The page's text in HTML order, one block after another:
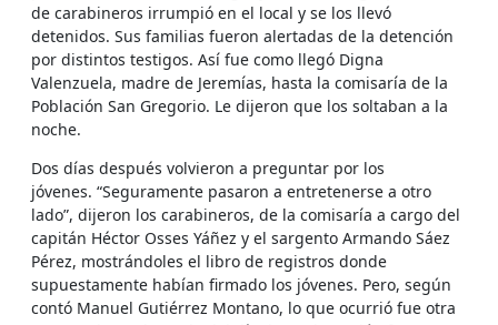
de carabineros irrumpió en el local y se los llevó
detenidos. Sus familias fueron alertadas de la detención
por distintos testigos. Así fue como llegó Digna
Valenzuela, madre de Jeremías, hasta la comisaría de la
Población San Gregorio. Le dijeron que los soltaban a la
noche.
Dos días después volvieron a preguntar por los
jóvenes. “Seguramente pasaron a entretenerse a otro
lado”, dijeron los carabineros, de la comisaría a cargo del
capitán Héctor Osses Yáñez y el sargento Armando Sáez
Pérez, mostrándoles el libro de registros donde
supuestamente habían firmado los jóvenes. Pero, según
contó Manuel Gutiérrez Montano, lo que ocurrió fue otra